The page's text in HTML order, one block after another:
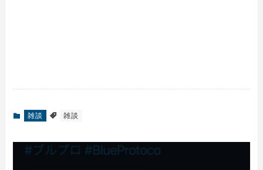
雑談 雑談